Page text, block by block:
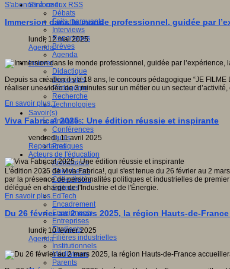
S'informer
Débats
Faits marquants
Interviews
Reportages
Brèves
Agenda
Innover
Didactique
Dispositifs
Pédagogie
Recherche
Technologies
Savoir(s)
Analyses
Conférences
Outils
Pratiques
Acteurs de l'éducation
Animateurs
Chercheurs
Collectivités
Editeurs
EdTech
Encadrement
Enseignants
Entreprises
Etudiants
Filières industrielles
Institutionnels
Médiateurs
Parents
S'abonner à ce flux RSS
Immersion dans le monde professionnel, guidée par
lundi, 12 mai 2025
Agenda
Depuis sa création il y a 18 ans, le concours pédagogique “JE
réaliser une vidéo de 3 minutes sur un métier ou un secteur
En savoir plus...
Viva Fabrica! 2025 : Une édition réussie et inspirante
vendredi, 11 avril 2025
Reportages
L'édition 2025 de Viva Fabrica!, qui s'est tenue du 26 février au 2
par la présence de personnalités politiques et industrielles de
délégué en charge de l'Industrie et de l'Énergie.
En savoir plus...
Du 26 février au 2 mars 2025, la région Hauts-de-
lundi, 10 février 2025
Agenda